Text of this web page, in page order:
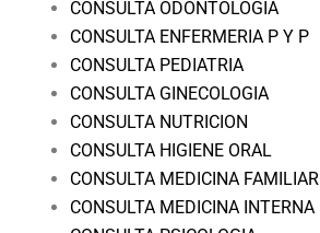
CONSULTA ODONTOLOGIA
CONSULTA ENFERMERIA P Y P
CONSULTA PEDIATRIA
CONSULTA GINECOLOGIA
CONSULTA NUTRICION
CONSULTA HIGIENE ORAL
CONSULTA MEDICINA FAMILIAR
CONSULTA MEDICINA INTERNA